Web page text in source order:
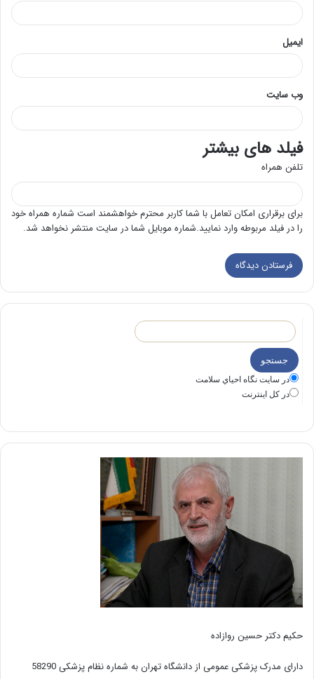
ایمیل
وب‌ سایت
فیلد های بیشتر
تلفن همراه
برای برقراری امکان تعامل با شما کاربر محترم خواهشمند است شماره همراه خود
را در فیلد مربوطه وارد نمایید.شماره موبایل شما در سایت منتشر نخواهد شد.
در سايت نگاه احياي سلامت
در كل اينترنت
حکیم دکتر حسین روازاده
دارای مدرک پزشکی عمومی از دانشگاه تهران به شماره نظام پزشکی 58290